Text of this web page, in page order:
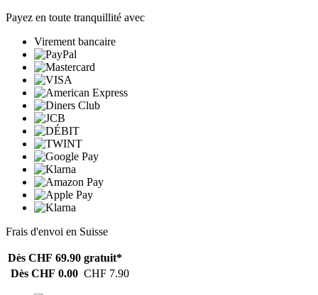
Payez en toute tranquillité avec
Virement bancaire
Frais d'envoi en Suisse
Dès CHF 69.90 gratuit*
Dès CHF 0.00 CHF 7.90